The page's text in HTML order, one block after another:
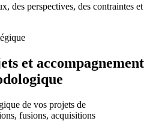
des perspectives, des contraintes et
et accompagnement
de vos projets de
fusions, acquisitions